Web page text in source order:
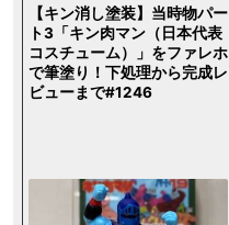
【キン消し塗装】当時物パー
ト3「キン肉マン（日本代表
コスチューム）」をファレホ
で筆塗り！下処理から完成レ
ビューまで#1246